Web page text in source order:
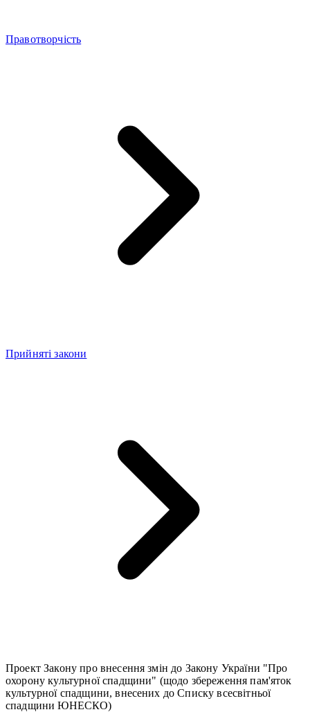
Правотворчість
Прийняті закони
Проект Закону про внесення змін до Закону України "Про
охорону культурної спадщини" (щодо збереження пам'яток
культурної спадщини, внесених до Списку всесвітньої
спадщини ЮНЕСКО)